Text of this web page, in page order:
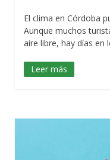
El clima en Córdoba
Aunque muchos
aire libre, hay días en
Leer más